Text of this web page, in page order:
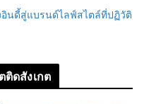
อินดี้สู่แบรนด์ไลฟ์สไตล์ที่ปฏิวัติ
ติดสังเกต